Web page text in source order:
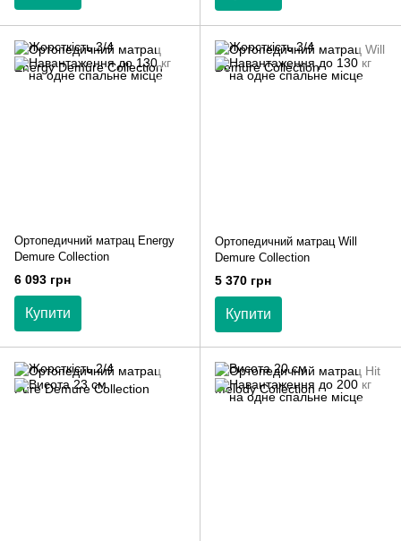
Ортопедичний матрац Energy
Demure Collection
6 093 грн
Купити
Ортопедичний матрац Will
Demure Collection
5 370 грн
Купити